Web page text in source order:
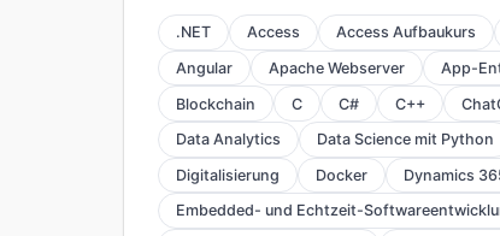
.NET Access Access Aufbaukurs
Angular
Apache Webserver App-
Blockchain
C C# C++
Data Analytics
Data Science mit Python
Digitalisierung
Docker Dynamics
Embedded- und Echtzeit-